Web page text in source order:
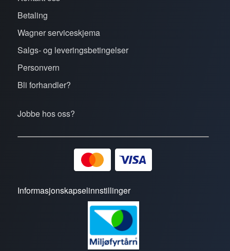
Betaling
Wagner serviceskjema
Salgs- og leveringsbetingelser
Personvern
Bli forhandler?
Jobbe hos oss?
Informasjonskapselinnstillinger